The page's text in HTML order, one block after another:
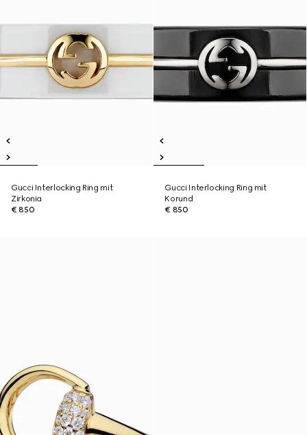
Gucci Interlocking Ring mit
Zirkonia
€ 850
Gucci Interlocking Ring mit
Korund
€ 850